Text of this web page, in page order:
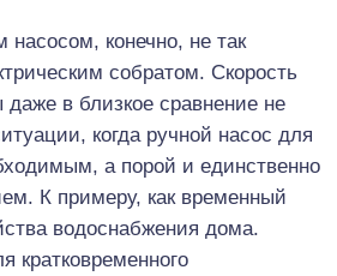
насосом, конечно, не так
собратом. Скорость
в близкое сравнение не
когда ручной насос для
а порой и единственно
К примеру, как временный
водоснабжения дома.
кратковременного